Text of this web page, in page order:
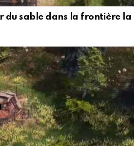
du sable dans la frontière la